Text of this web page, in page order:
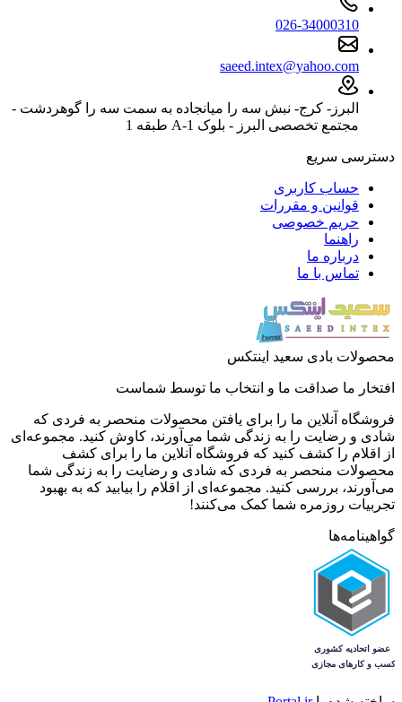
026-34000310
saeed.intex@yahoo.com
البرز- کرج- نبش سه را میانجاده به سمت سه را گوهردشت -
مجتمع تخصصی البرز - بلوک 1-A طبقه 1
دسترسی سریع
حساب کاربری
قوانین و مقررات
حریم خصوصی
راهنما
درباره ما
تماس با ما
محصولات بادی سعید اینتکس
افتخار ما صداقت ما و انتخاب ما توسط شماست
فروشگاه آنلاین ما را برای یافتن محصولات منحصر به فردی که
شادی و رضایت را به زندگی شما می‌آورند، کاوش کنید. مجموعه‌ای
از اقلام را کشف کنید که فروشگاه آنلاین ما را برای کشف
محصولات منحصر به فردی که شادی و رضایت را به زندگی شما
می‌آورند، بررسی کنید. مجموعه‌ای از اقلام را بیابید که به بهبود
تجربیات روزمره شما کمک می‌کنند!
گواهینامه‌ها